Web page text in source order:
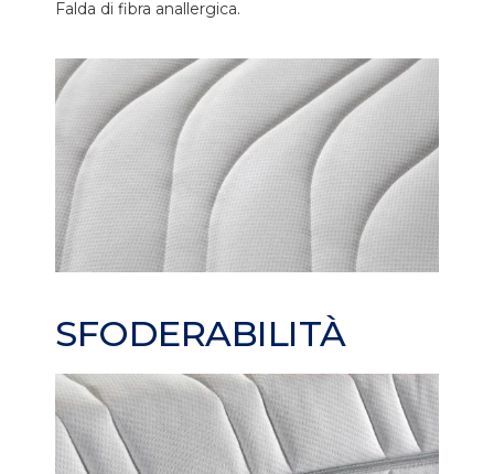
Falda di fibra anallergica.
SFODERABILITÀ